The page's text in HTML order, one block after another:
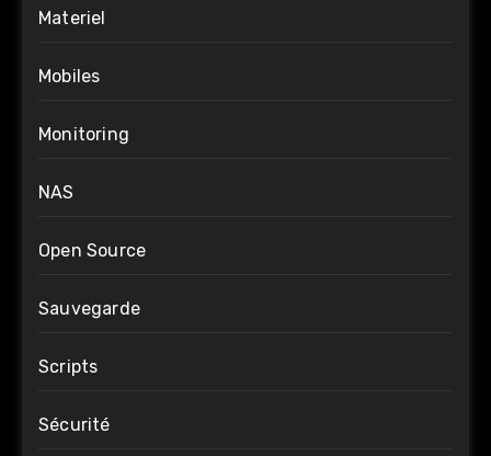
Materiel
Mobiles
Monitoring
NAS
Open Source
Sauvegarde
Scripts
Sécurité